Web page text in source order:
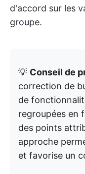
d'accord sur les
groupe.
💡 Conseil de
correction de
de
regroupées en
des points
approche
et favorise un